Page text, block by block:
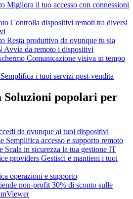
Migliora il tuo accesso con connessioni
Controlla dispositivi remoti tra diversi
Resta produttivo da ovunque tu sia
Avvia da remoto i dispositivi
Comunicazione visiva in tempo
Semplifica i tuoi servizi post-vendita
Soluzioni popolari per
da ovunque ai tuoi dispositivi
Semplifica accesso e supporto remoto
Scala in sicurezza la tua gestione IT
providers Gestisci e mantieni i tuoi
operazioni e supporto
non-profit 30% di sconto sulle